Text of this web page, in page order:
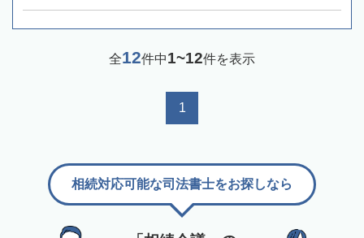
全12件中1~12件を表示
1
相続対応可能な司法書士をお探しなら